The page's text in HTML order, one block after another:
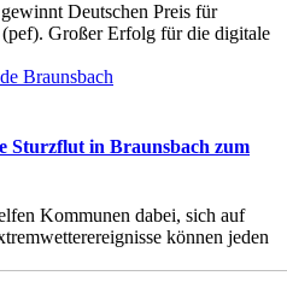
Deutschen Preis für
Großer Erfolg für die digitale
Sturzflut in Braunsbach zum
Kommunen dabei, sich auf
können jeden